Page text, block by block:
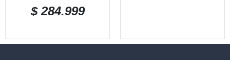
$284.999